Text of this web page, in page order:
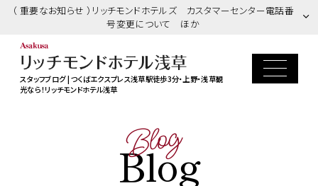
（ 重要なお知らせ ）リッチモンドホテルズ カスタマーセンター電話番
号変更について ほか
スタッフブログ | つくばエクスプレス浅草駅徒歩3分・上野・浅草観
光なら！リッチモンドホテル浅草
Blog
Blog